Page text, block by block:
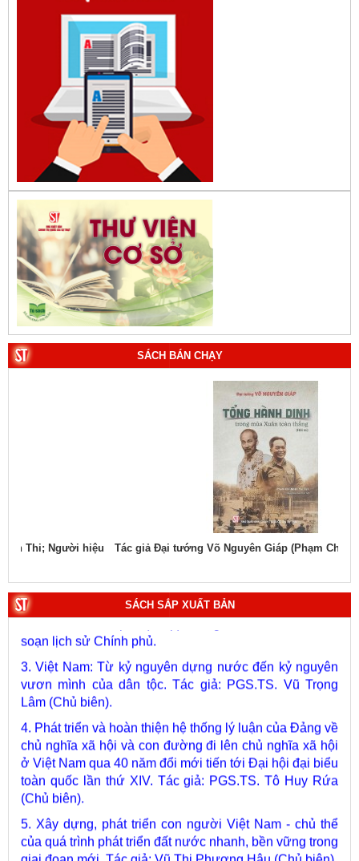
SÁCH BÁN CHẠY
Tác giả Đại tướng Võ Nguyên Giáp (Phạm Chí Nhân thể hiện)
SÁCH SẮP XUẤT BẢN
2. Lịch sử Chính phủ (5 tập). Tác giả: Ban Chỉ đạo biên
soạn lịch sử Chính phủ.
3. Việt Nam: Từ kỷ nguyên dựng nước đến kỷ nguyên
vươn mình của dân tộc. Tác giả: PGS.TS. Vũ Trọng
Lâm (Chủ biên).
4. Phát triển và hoàn thiện hệ thống lý luận của Đảng về
chủ nghĩa xã hội và con đường đi lên chủ nghĩa xã hội
ở Việt Nam qua 40 năm đổi mới tiến tới Đại hội đại biểu
toàn quốc lần thứ XIV. Tác giả: PGS.TS. Tô Huy Rứa
(Chủ biên).
5. Xây dựng, phát triển con người Việt Nam - chủ thể
của quá trình phát triển đất nước nhanh, bền vững trong
giai đoạn mới. Tác giả: Vũ Thị Phương Hậu (Chủ biên).